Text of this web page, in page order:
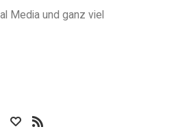
Media und ganz viel